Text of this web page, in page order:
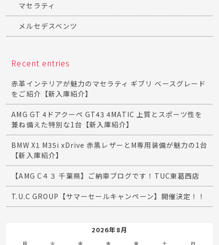
マセラティ
メルセデスベンツ
Recent entries
赤革インテリアが魅力のマセラティ ギブリ ベースグレード
をご紹介【新入庫紹介】
AMG GT 4ドアクーペ GT43 4MATIC 上質とスポーツ性を
兼ね備えた特別な1台【新入庫紹介】
BMW X1 M35i xDrive 赤黒レザーとM専用装備が魅力の1台
【新入庫紹介】
【AMG C４３ 千葉県】ご納車ブログです！TUC東葛西店
T.U.C GROUP【サマーセールキャンペーン】開催決定！！
2026年8月